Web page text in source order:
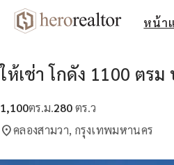
หน้า
ให้เช่า โกดัง 1100 ตร
1,100ตร.ม.280ตร.ว
location_onคลองสามวา, กรุงเทพมหานคร